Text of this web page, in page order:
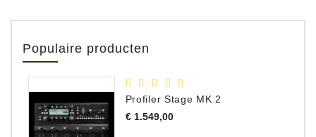
Populaire producten
Profiler Stage MK 2
€ 1.549,00Prijs